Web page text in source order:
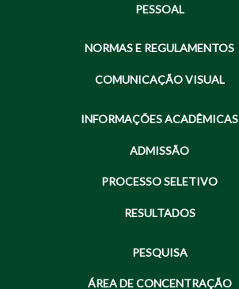
PESSOAL
NORMAS E REGULAMENTOS
COMUNICAÇÃO VISUAL
INFORMAÇÕES ACADÊMICAS
ADMISSÃO
PROCESSO SELETIVO
RESULTADOS
PESQUISA
ÁREA DE CONCENTRAÇÃO